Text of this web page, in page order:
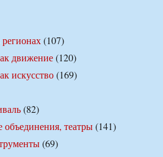
(107)
движение(120)
искусство(169)
(82)
объединения, театры(141)
(69)